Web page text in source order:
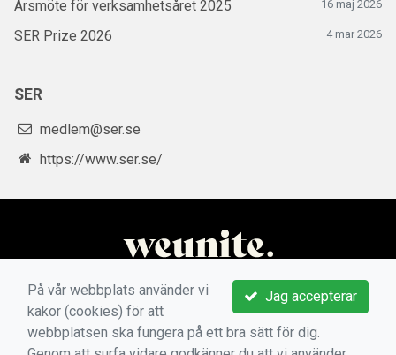
Årsmöte för verksamhetsåret 2025 16 maj 2026
SER Prize 2026 4 mar 2026
SER
medlem@ser.se
https://www.ser.se/
Jag accepterar
På vår webbplats använder vi
kakor (cookies) för att
webbplatsen ska fungera på ett bra sätt för dig.